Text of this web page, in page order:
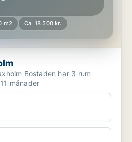
m2 Ca. 18 500 kr.
har 3 rum
månader